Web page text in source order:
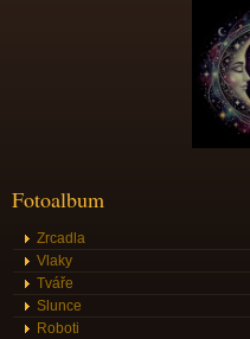
Fotoalbum
Zrcadla
Vlaky
Tváře
Slunce
Roboti